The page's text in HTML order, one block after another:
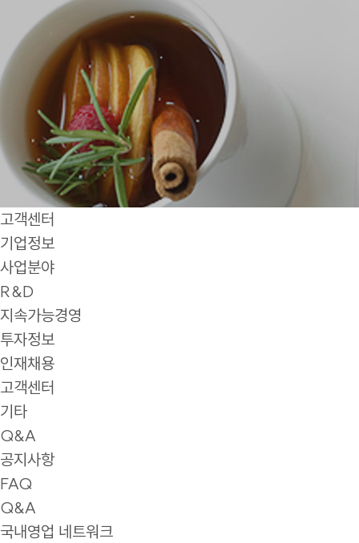
고객센터
기업정보
사업분야
R&D
지속가능경영
투자정보
인재채용
고객센터
기타
Q&A
공지사항
FAQ
Q&A
국내영업 네트워크